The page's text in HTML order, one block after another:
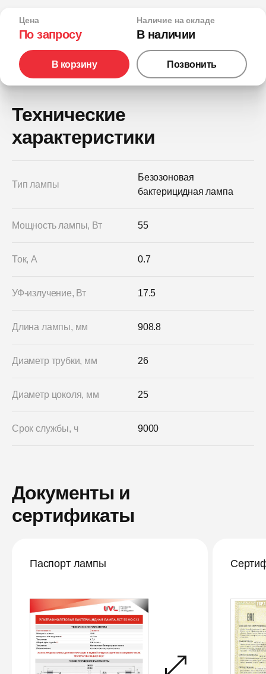
Цена
По запросу
Наличие на складе
В наличии
В корзину Позвонить
Технические
характеристики
Тип лампы
Безозоновая
бактерицидная лампа
Мощность лампы, Вт 55
Ток, А 0.7
УФ-излучение, Вт 17.5
Длина лампы, мм 908.8
Диаметр трубки, мм 26
Диаметр цоколя, мм 25
Срок службы, ч 9000
Документы и
сертификаты
Паспорт лампы